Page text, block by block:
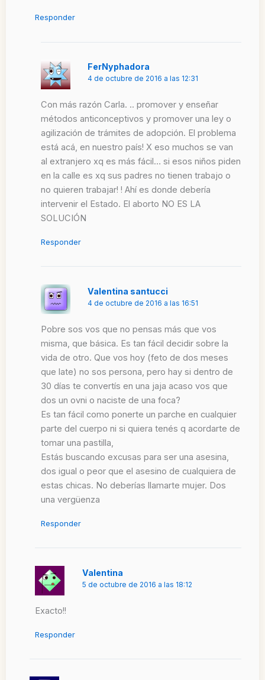
Responder
FerNyphadora
4 de octubre de 2016 a las 12:31
Con más razón Carla. .. promover y enseñar
métodos anticonceptivos y promover una ley o
agilización de trámites de adopción. El problema
está acá, en nuestro país! X eso muchos se van
al extranjero xq es más fácil… si esos niños piden
en la calle es xq sus padres no tienen trabajo o
no quieren trabajar! ! Ahí es donde debería
intervenir el Estado. El aborto NO ES LA
SOLUCIÓN
Responder
Valentina santucci
4 de octubre de 2016 a las 16:51
Pobre sos vos que no pensas más que vos
misma, que básica. Es tan fácil decidir sobre la
vida de otro. Que vos hoy (feto de dos meses
que late) no sos persona, pero hay si dentro de
30 días te convertís en una jaja acaso vos que
dos un ovni o naciste de una foca?
Es tan fácil como ponerte un parche en cualquier
parte del cuerpo ni si quiera tenés q acordarte de
tomar una pastilla,
Estás buscando excusas para ser una asesina,
dos igual o peor que el asesino de cualquiera de
estas chicas. No deberías llamarte mujer. Dos
una vergüenza
Responder
Valentina
5 de octubre de 2016 a las 18:12
Exacto!!
Responder